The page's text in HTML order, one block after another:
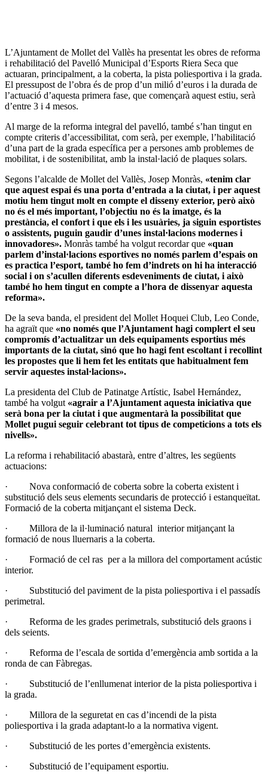
L’Ajuntament de Mollet del Vallès ha presentat les obres de reforma
i rehabilitació del Pavelló Municipal d’Esports Riera Seca que
actuaran, principalment, a la coberta, la pista poliesportiva i la grada.
El pressupost de l’obra és de prop d’un milió d’euros i la durada de
l’actuació d’aquesta primera fase, que començarà aquest estiu, serà
d’entre 3 i 4 mesos.
Al marge de la reforma integral del pavelló, també s’han tingut en
compte criteris d’accessibilitat, com serà, per exemple, l’habilitació
d’una part de la grada específica per a persones amb problemes de
mobilitat, i de sostenibilitat, amb la instal·lació de plaques solars.
Segons l’alcalde de Mollet del Vallès, Josep Monràs, «tenim clar
que aquest espai és una porta d’entrada a la ciutat, i per aquest
motiu hem tingut molt en compte el disseny exterior, però això
no és el més important, l’objectiu no és la imatge, és la
prestància, el confort i que els i les usuàries, ja siguin esportistes
o assistents, puguin gaudir d’unes instal·lacions modernes i
innovadores». Monràs també ha volgut recordar que «quan
parlem d’instal·lacions esportives no només parlem d’espais on
es practica l’esport, també ho fem d’indrets on hi ha interacció
social i on s’acullen diferents esdeveniments de ciutat, i això
també ho hem tingut en compte a l’hora de dissenyar aquesta
reforma».
De la seva banda, el president del Mollet Hoquei Club, Leo Conde,
ha agraït que «no només que l’Ajuntament hagi complert el seu
compromís d’actualitzar un dels equipaments esportius més
importants de la ciutat, sinó que ho hagi fent escoltant i recollint
les propostes que li hem fet les entitats que habitualment fem
servir aquestes instal·lacions».
La presidenta del Club de Patinatge Artístic, Isabel Hernández,
també ha volgut «agrair a l’Ajuntament aquesta iniciativa que
serà bona per la ciutat i que augmentarà la possibilitat que
Mollet pugui seguir celebrant tot tipus de competicions a tots els
nivells».
La reforma i rehabilitació abastarà, entre d’altres, les següents
actuacions:
· Nova conformació de coberta sobre la coberta existent i
substitució dels seus elements secundaris de protecció i estanqueïtat.
Formació de la coberta mitjançant el sistema Deck.
· Millora de la il·luminació natural interior mitjançant la
formació de nous lluernaris a la coberta.
· Formació de cel ras per a la millora del comportament acústic
interior.
· Substitució del paviment de la pista poliesportiva i el passadís
perimetral.
· Reforma de les grades perimetrals, substitució dels graons i
dels seients.
· Reforma de l’escala de sortida d’emergència amb sortida a la
ronda de can Fàbregas.
· Substitució de l’enllumenat interior de la pista poliesportiva i
la grada.
· Millora de la seguretat en cas d’incendi de la pista
poliesportiva i la grada adaptant-lo a la normativa vigent.
· Substitució de les portes d’emergència existents.
· Substitució de l’equipament esportiu.